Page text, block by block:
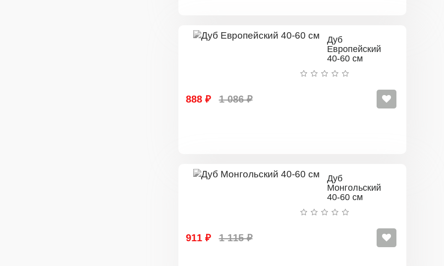
Дуб
Европейский
40-60 см
888 ₽ 1 086 ₽
Дуб
Монгольский
40-60 см
911 ₽ 1 115 ₽